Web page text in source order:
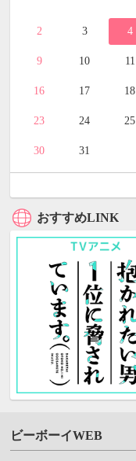
2 3 4
9 10 11
16 17 18
23 24 25
30 31
おすすめLINK
ビーボーイWEB